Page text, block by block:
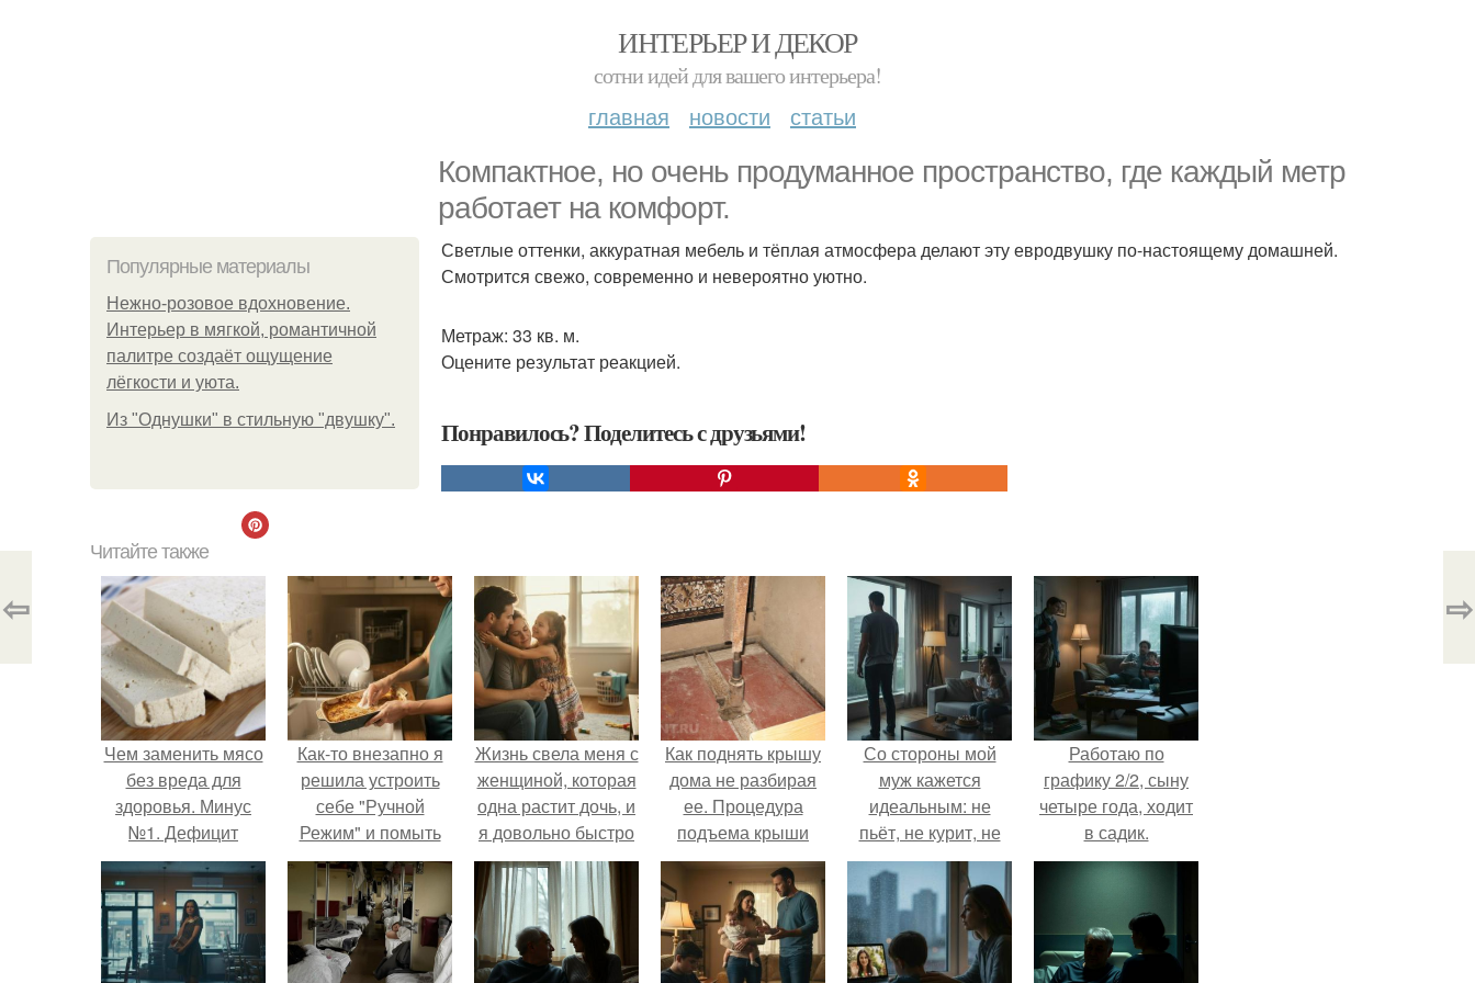
ИНТЕРЬЕР И ДЕКОР
сотни идей для вашего интерьера!
главная новости статьи
Компактное, но очень продуманное пространство, где каждый метр
работает на комфорт.
Популярные материалы
Нежно-розовое вдохновение.
Интерьер в мягкой, романтичной
палитре создаёт ощущение
лёгкости и уюта.
Из "Однушки" в стильную "двушку".
Светлые оттенки, аккуратная мебель и тёплая атмосфера делают эту евродвушку по-настоящему домашней.
Смотрится свежо, современно и невероятно уютно.
Метраж: 33 кв. м.
Оцените результат реакцией.
Понравилось? Поделитесь с друзьями!
⇦ ⇨
Читайте также
Чем заменить мясо
без вреда для
здоровья. Минус
№1. Дефицит
белков и других
питательных
веществ
Как-то внезапно я
решила устроить
себе "Ручной
Режим" и помыть
посуду без помощи
техники.
Жизнь свела меня с
женщиной, которая
одна растит дочь, и
я довольно быстро
привязался к ним
обеим.
Как поднять крышу
дома не разбирая
ее. Процедура
подъема крыши
Со стороны мой
муж кажется
идеальным: не
пьёт, не курит, не
даёт поводов для
ревности, с
ребёнком
справляется
отлично, да и
Работаю по
графику 2/2, сыну
четыре года, ходит
в садик.